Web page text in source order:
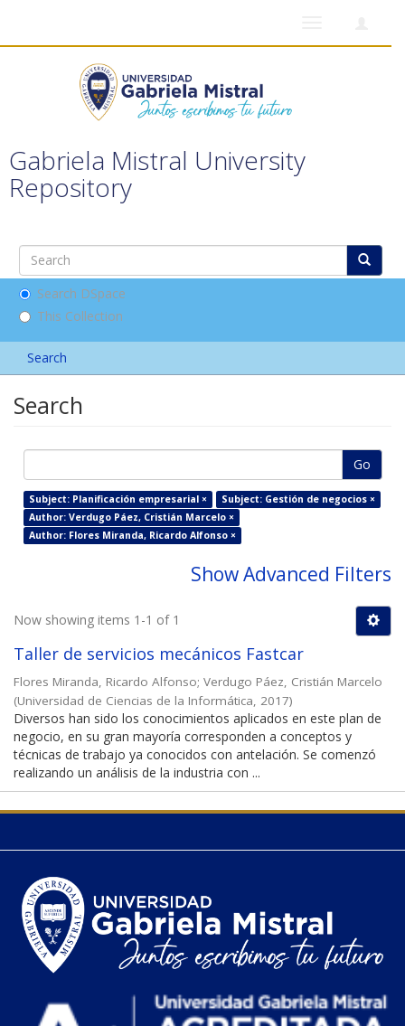
Gabriela Mistral University
Repository
Search DSpace
This Collection
Search
Search
Go
Subject: Planificación empresarial ×
Subject: Gestión de negocios ×
Author: Verdugo Páez, Cristián Marcelo ×
Author: Flores Miranda, Ricardo Alfonso ×
Show Advanced Filters
Now showing items 1-1 of 1
Taller de servicios mecánicos Fastcar
Flores Miranda, Ricardo Alfonso; Verdugo Páez, Cristián Marcelo
(Universidad de Ciencias de la Informática, 2017)
Diversos han sido los conocimientos aplicados en este plan de
negocio, en su gran mayoría corresponden a conceptos y
técnicas de trabajo ya conocidos con antelación. Se comenzó
realizando un análisis de la industria con ...